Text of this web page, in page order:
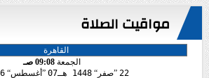
مواقيت الصلاة
الجمعة 09:08 صـ
22
صفر 1448 هـ 07 أغسطس